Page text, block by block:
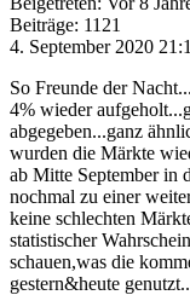
Beiträge: 1121
4. September 2020
So Freunde der
4% wieder
abgegeben...ganz
wurden die Märkte
ab Mitte September in
nochmal zu einer
keine schlechten
statistischer
schauen,was die
gestern&heute